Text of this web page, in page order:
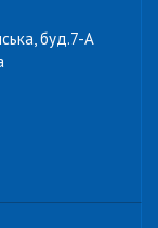
буд.7-А